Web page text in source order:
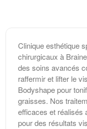
Clinique esthétique
chirurgicaux à
des soins avancés
raffermir et lifter le
Bodyshape pour
graisses. Nos
efficaces et réalisés
pour des résultats